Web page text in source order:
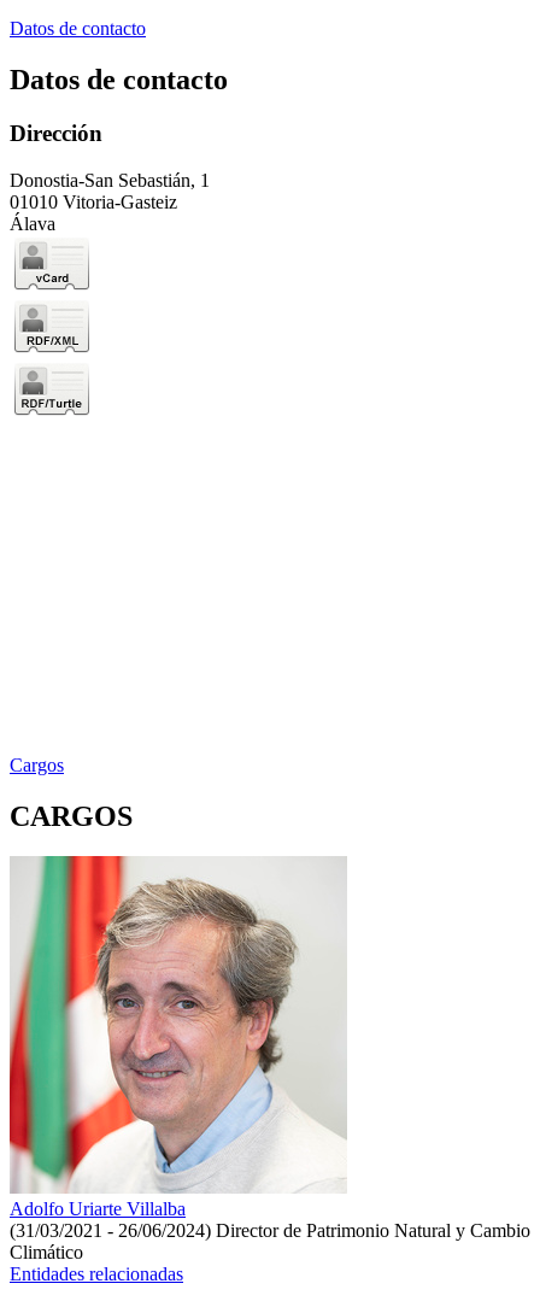
Datos de contacto
Datos de contacto
Dirección
Donostia-San Sebastián, 1
01010 Vitoria-Gasteiz
Álava
Cargos
CARGOS
Adolfo Uriarte Villalba
(31/03/2021 - 26/06/2024) Director de Patrimonio Natural y Cambio
Climático
Entidades relacionadas